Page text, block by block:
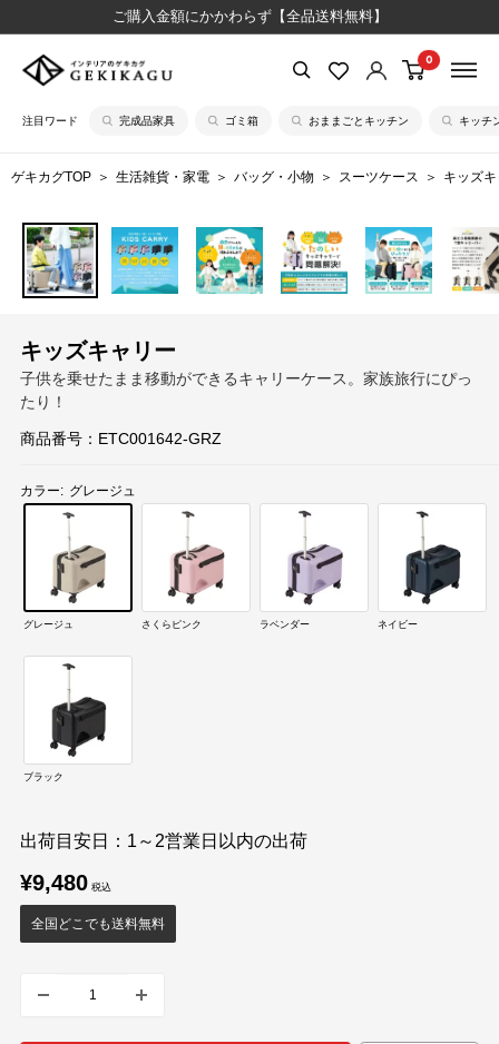
ご購入金額にかかわらず【全品送料無料】
【公
イ
テ
ア
の
ゲ
カ
グ
0
注目ワード 完成品家具 ゴミ箱 おままごとキッチン キッチ
ゲキカグTOP 生活雑貨・家電 バッグ・小物 スーツケース キッズ
キッズキャリー
子供を乗せたまま移動ができるキャリーケース。家族旅行にぴっ
たり！
商品番号： ETC001642-GRZ
カラー: グレージュ
グレージュ さくらピンク ラベンダー ネイビー
ブラック
出荷目安日：1～2営業日以内の出荷
販
売
価
格
¥9,480
全国どこでも送料無料